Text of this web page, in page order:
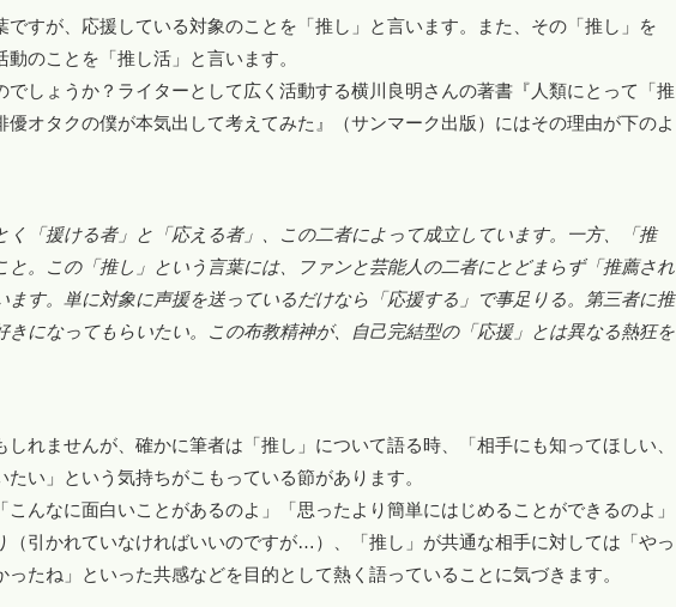
ですが、応援している対象のことを「推し」と言います。また、その「推し」を
のことを「推し活」と言います。
でしょうか？ライターとして広く活動する横川良明さんの著書『人類にとって「推
優オタクの僕が本気出して考えてみた』（サンマーク出版）にはその理由が下のよ
く「援ける者」と「応える者」、この二者によって成立しています。一方、「推
と。この「推し」という言葉には、ファンと芸能人の二者にとどまらず「推薦され
ます。単に対象に声援を送っているだけなら「応援する」で事足りる。第三者に推
きになってもらいたい。この布教精神が、自己完結型の「応援」とは異なる熱狂を
れませんが、確かに筆者は「推し」について語る時、「相手にも知ってほしい、
い」という気持ちがこもっている節があります。
んなに面白いことがあるのよ」「思ったより簡単にはじめることができるのよ」
（引かれていなければいいのですが…）、「推し」が共通な相手に対しては「やっ
たね」といった共感などを目的として熱く語っていることに気づきます。